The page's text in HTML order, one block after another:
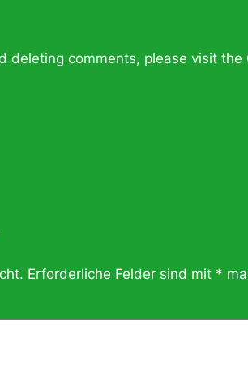
comments, please visit the
Erforderliche Felder sind mit *